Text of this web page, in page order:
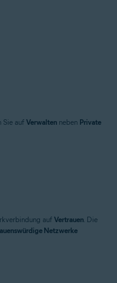
Sie auf Verwalten neben Private
auf Vertrauen. Die
Netzwerke